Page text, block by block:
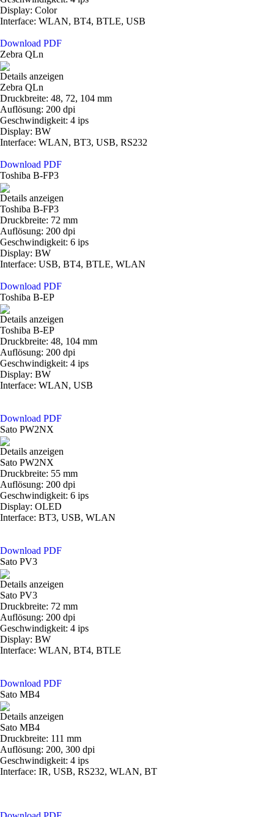
Display: Color
Interface: WLAN, BT4, BTLE, USB
Download PDF
Zebra QLn
Details anzeigen
Zebra QLn
Druckbreite: 48, 72, 104 mm
Auflösung: 200 dpi
Geschwindigkeit: 4 ips
Display: BW
Interface: WLAN, BT3, USB, RS232
Download PDF
Toshiba B-FP3
Details anzeigen
Toshiba B-FP3
Druckbreite: 72 mm
Auflösung: 200 dpi
Geschwindigkeit: 6 ips
Display: BW
Interface: USB, BT4, BTLE, WLAN
Download PDF
Toshiba B-EP
Details anzeigen
Toshiba B-EP
Druckbreite: 48, 104 mm
Auflösung: 200 dpi
Geschwindigkeit: 4 ips
Display: BW
Interface: WLAN, USB
Download PDF
Sato PW2NX
Details anzeigen
Sato PW2NX
Druckbreite: 55 mm
Auflösung: 200 dpi
Geschwindigkeit: 6 ips
Display: OLED
Interface: BT3, USB, WLAN
Download PDF
Sato PV3
Details anzeigen
Sato PV3
Druckbreite: 72 mm
Auflösung: 200 dpi
Geschwindigkeit: 4 ips
Display: BW
Interface: WLAN, BT4, BTLE
Download PDF
Sato MB4
Details anzeigen
Sato MB4
Druckbreite: 111 mm
Auflösung: 200, 300 dpi
Geschwindigkeit: 4 ips
Interface: IR, USB, RS232, WLAN, BT